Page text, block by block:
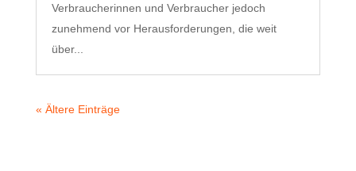
Verbraucherinnen und Verbraucher jedoch
zunehmend vor Herausforderungen, die weit
über...
« Ältere Einträge